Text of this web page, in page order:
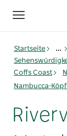
Toggle
navigation
Startseite
...
Coffs Coast
Nambucca-